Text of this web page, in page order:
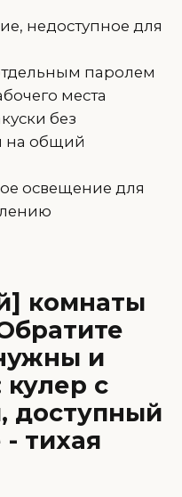
недоступное для
паролем
места
без
на общий
освещение для
комнаты
и
с
доступный
- тихая